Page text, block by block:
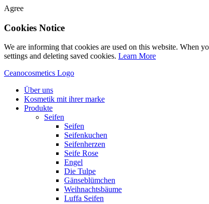
Agree
Cookies Notice
We are informing that cookies are used on this website. When
settings and deleting saved cookies. Learn More
Ceanocosmetics Logo
Über uns
Kosmetik mit ihrer marke
Produkte
Seifen
Seifen
Seifenkuchen
Seifenherzen
Seife Rose
Engel
Die Tulpe
Gänseblümchen
Weihnachtsbäume
Luffa Seifen